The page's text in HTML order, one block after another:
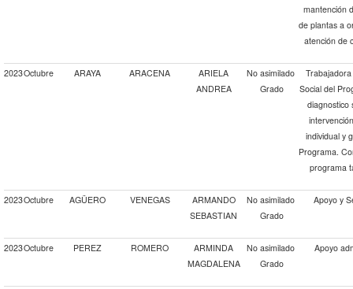
mantención
de plantas a
atención de
2023Octubre ARAYA ARACENA
ARIELA
ANDREA
No asimilado
Grado
Social del
diagnostico
individual y
Programa.
programa
2023Octubre AGÜERO VENEGAS
ARMANDO
SEBASTIAN
No asimilado
Grado
Apoyo y
2023Octubre PEREZ ROMERO
ARMINDA
MAGDALENA
No asimilado
Grado
Apoyo